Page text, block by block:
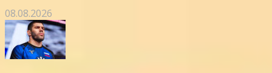
08.08.2026